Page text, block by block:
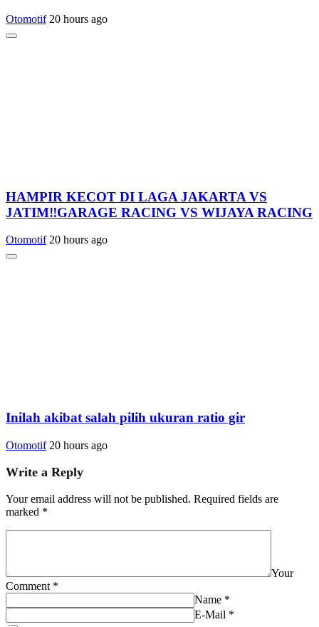
Otomotif 20 hours ago
HAMPIR KECOT DI LAGA JAKARTA VS
JATIM‼️GARAGE RACING VS WIJAYA RACING
Otomotif 20 hours ago
Inilah akibat salah pilih ukuran ratio gir
Otomotif 20 hours ago
Write a Reply
Your email address will not be published. Required fields are
marked *
Your
Comment *
Name *
E-Mail *